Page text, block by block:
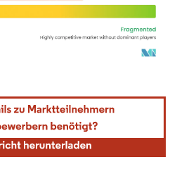
erfordert Namensnennung gemäß